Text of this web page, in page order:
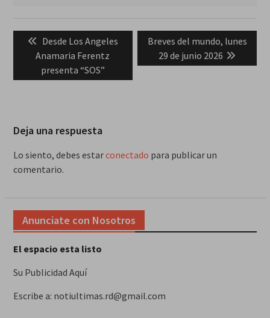
Navegación
entradas
Previous
post:
Desde Los Angeles
Anamaria Ferentz
presenta “SOS”
Next
post:
Breves del mundo, lunes
29 de junio 2026
Deja una respuesta
Lo siento, debes estarconectado para publicar un
comentario.
Anunciate con Nosotros
El espacio esta listo
Su Publicidad Aquí
Escribe a: notiultimas.rd@gmail.com